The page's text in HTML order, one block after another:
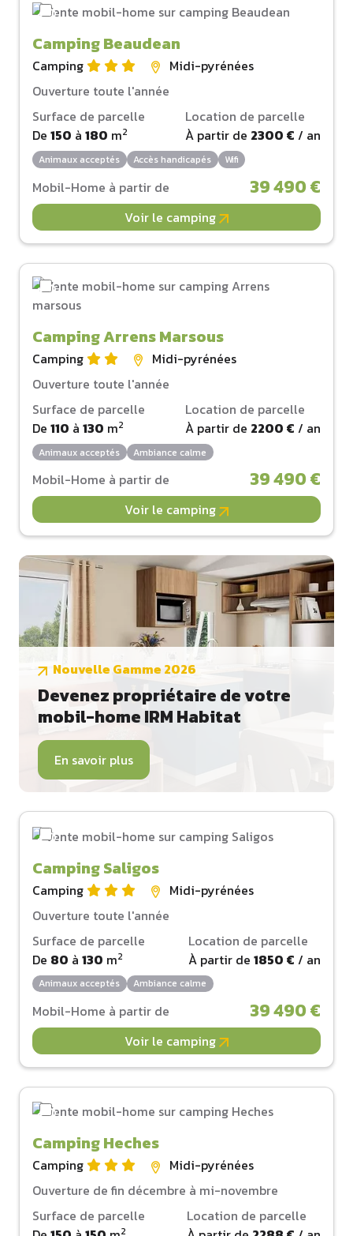
Camping Beaudean
Camping
Midi-pyrénées
Ouverture toute l'année
Surface de parcelle
De 150 à 180 m2
Location de parcelle
À partir de 2300 € / an
Animaux acceptés Accès handicapés Wifi
Mobil-Home à partir de 39 490 €
Voir le camping
Camping Arrens Marsous
Camping
Midi-pyrénées
Ouverture toute l'année
Surface de parcelle
De 110 à 130 m2
Location de parcelle
À partir de 2200 € / an
Animaux acceptés Ambiance calme
Mobil-Home à partir de 39 490 €
Voir le camping
Nouvelle Gamme 2026
Devenez propriétaire de votre
mobil-home IRM Habitat
En savoir plus
Camping Saligos
Camping
Midi-pyrénées
Ouverture toute l'année
Surface de parcelle
De 80 à 130 m2
Location de parcelle
À partir de 1850 € / an
Animaux acceptés Ambiance calme
Mobil-Home à partir de 39 490 €
Voir le camping
Camping Heches
Camping
Midi-pyrénées
Ouverture de fin décembre à mi-novembre
Surface de parcelle
2
Location de parcelle